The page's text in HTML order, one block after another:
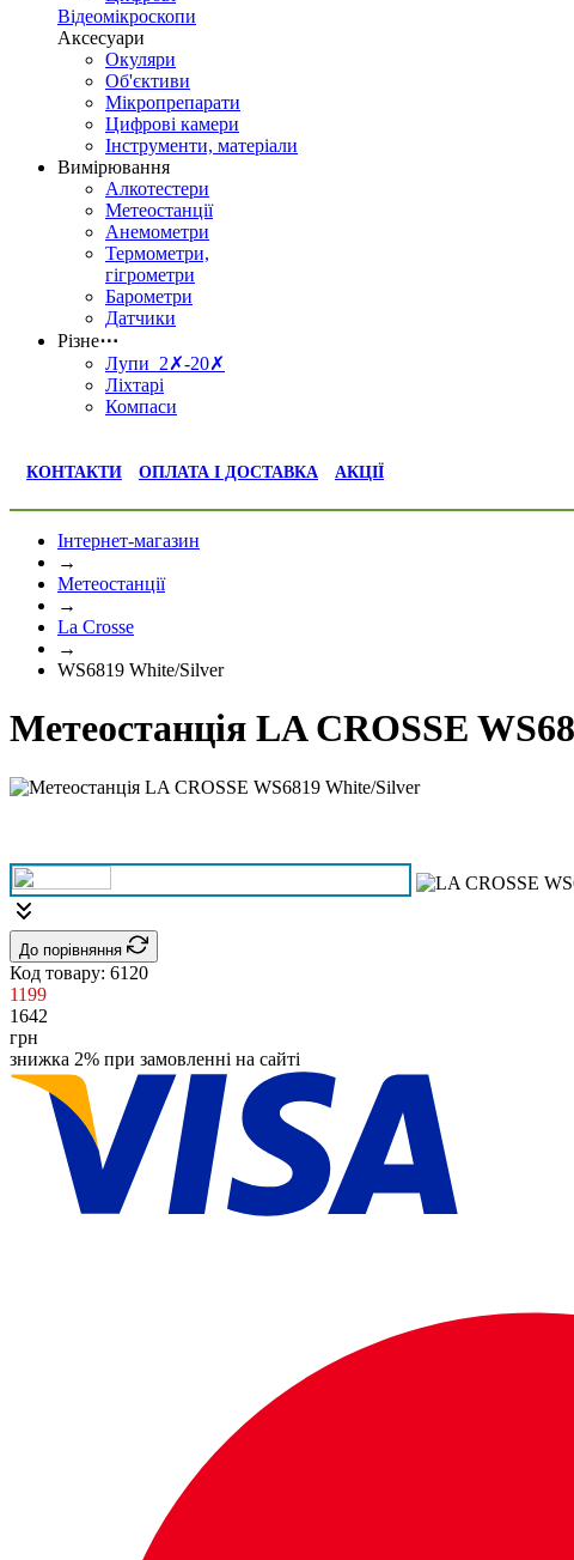
Відеомікроскопи
Аксесуари
Окуляри
Об'єктиви
Мікропрепарати
Цифрові камери
Інструменти, матеріали
Вимірювання
Алкотестери
Метеостанції
Анемометри
Термометри,
гігрометри
Барометри
Датчики
Різне⋯
Лупи 2✗-20✗
Ліхтарі
Компаси
КОНТАКТИ ОПЛАТА І ДОСТАВКА АКЦІЇ
Інтернет-магазин
→
Метеостанції
→
La Crosse
→
WS6819 White/Silver
Метеостанція LA CROSSE
До порівняння
Код товару: 6120
1199
1642
грн
знижка 2% при замовленні на сайті